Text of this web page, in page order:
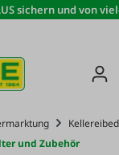
sichern und von
und Zubehör